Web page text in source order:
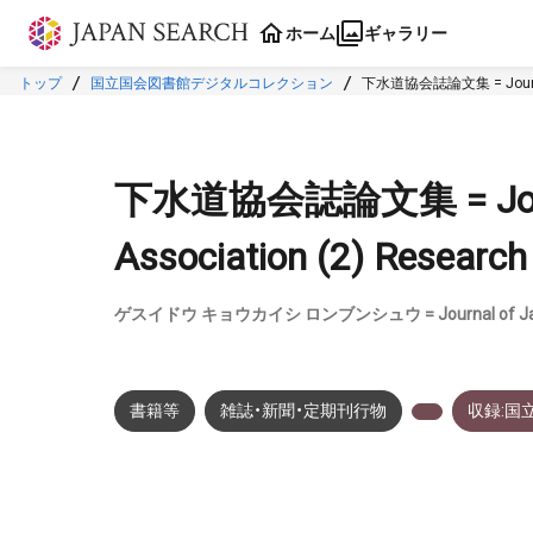
本文に飛ぶ
ホーム ギャラリー
トップ 国立国会図書館デジタルコレクション 下水道協会誌論文集 =
下水道協会誌論文集 =
Association (2)
ゲスイドウ キョウカイシ ロンブンシュウ = Journal of
書籍等 雑誌・新聞・定期刊行物 収録:国